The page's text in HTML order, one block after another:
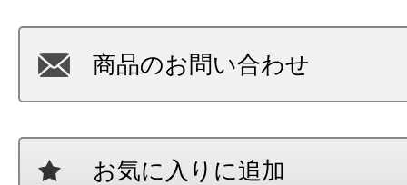
商品のお問い合わせ
お気に入りに追加